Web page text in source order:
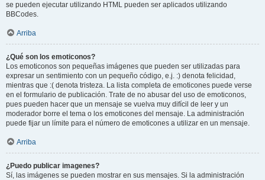
se pueden ejecutar utilizando HTML pueden ser aplicados utilizando
BBCodes.
Arriba
¿Qué son los emoticonos?
Los emoticonos son pequeñas imágenes que pueden ser utilizadas para
expresar un sentimiento con un pequeño código, e.j. :) denota felicidad,
mientras que :( denota tristeza. La lista completa de emoticones puede verse
en el formulario de publicación. Trate de no abusar del uso de emoticonos,
pues pueden hacer que un mensaje se vuelva muy difícil de leer y un
moderador borre el tema o los emoticones del mensaje. La administración
puede fijar un límite para el número de emoticones a utilizar en un mensaje.
Arriba
¿Puedo publicar imagenes?
Sí, las imágenes se pueden mostrar en sus mensajes. Si la administración